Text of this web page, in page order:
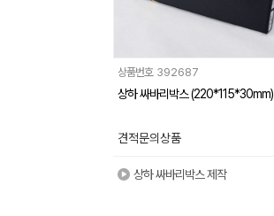
상품번호 392687
상하 싸바리박스 (220*115*30mm)
견적문의상품
상하 싸바리박스 제작